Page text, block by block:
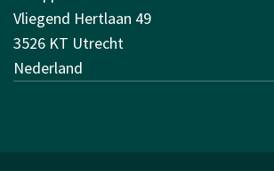
Vliegend Hertlaan 49
3526 KT Utrecht
Nederland